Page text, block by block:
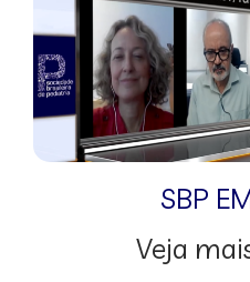
SBP
Veja